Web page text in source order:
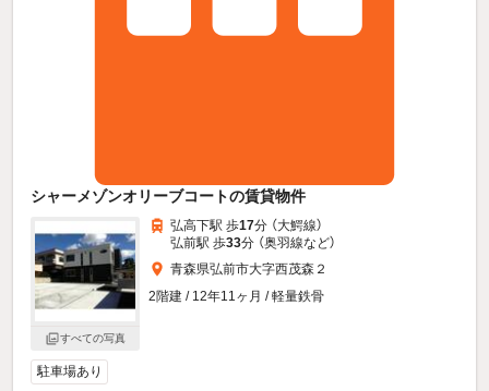
シャーメゾンオリーブコートの賃貸物件
すべての写真
弘高下駅 歩17分 （大鰐線）
弘前駅 歩33分 （奥羽線など）
青森県弘前市大字西茂森２
2階建 / 12年11ヶ月 / 軽量鉄骨
駐車場あり